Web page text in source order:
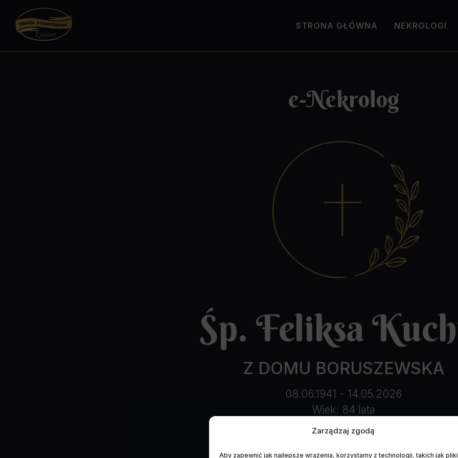
Zarządzaj zgodą
Aby zapewnić jak najlepsze wrażenia, korzystamy z technologii, takich jak pliki
STRONA GŁÓWNA NEKROLOGI
e-Nekrolog
Śp. Feliksa
Z DOMU BORUSZEWSKA
08.06.1941 - 14.05.2026
Wiek: 84 lata